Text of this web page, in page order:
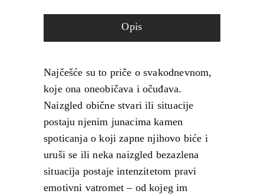
Opis
Najčešće su to priče o svakodnevnom,
koje ona oneobičava i očuđava.
Naizgled obične stvari ili situacije
postaju njenim junacima kamen
spoticanja o koji zapne njihovo biće i
uruši se ili neka naizgled bezazlena
situacija postaje intenzitetom pravi
emotivni vatromet – od kojeg im